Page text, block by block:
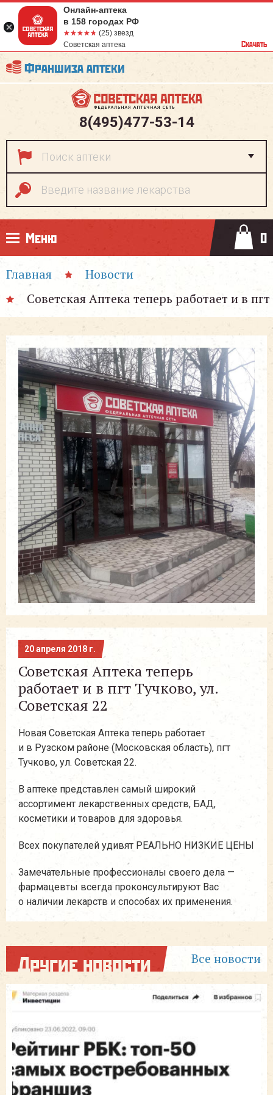
Франшиза аптеки
8(495)477-53-14
Меню 0
Главная
Новости
Советская Аптека теперь работает и в
20 апреля 2018 г.
Советская Аптека теперь
работает и в пгт Тучково, ул.
Советская 22
Новая Советская Аптека теперь работает
и в Рузском районе (Московская область), пгт
Тучково, ул. Советская 22.
В аптеке представлен самый широкий
ассортимент лекарственных средств, БАД,
косметики и товаров для здоровья.
Всех покупателей удивят РЕАЛЬНО НИЗКИЕ ЦЕНЫ
Замечательные профессионалы своего дела —
фармацевты всегда проконсультируют Вас
о наличии лекарств и способах их применения.
Другие новости Все новости
Онлайн-аптека
в 158 городах РФ
☆☆☆☆☆
★★★★★ (25) звезд
Советская аптека
Скачать